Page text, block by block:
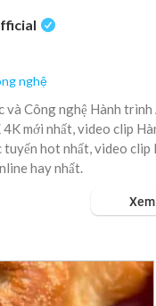
nghệ
và Công nghệ Hành
4K mới nhất, video clip
tuyến hot nhất, video
hay nhất.